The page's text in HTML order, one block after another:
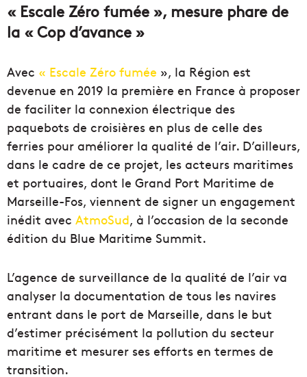
« Escale Zéro fumée », mesure phare de
la « Cop d’avance »
Avec « Escale Zéro fumée », la Région est
devenue en 2019 la première en France à proposer
de faciliter la connexion électrique des
paquebots de croisières en plus de celle des
ferries pour améliorer la qualité de l’air. D’ailleurs,
dans le cadre de ce projet, les acteurs maritimes
et portuaires, dont le Grand Port Maritime de
Marseille-Fos, viennent de signer un engagement
inédit avec AtmoSud, à l’occasion de la seconde
édition du Blue Maritime Summit.
L’agence de surveillance de la qualité de l’air va
analyser la documentation de tous les navires
entrant dans le port de Marseille, dans le but
d’estimer précisément la pollution du secteur
maritime et mesurer ses efforts en termes de
transition.